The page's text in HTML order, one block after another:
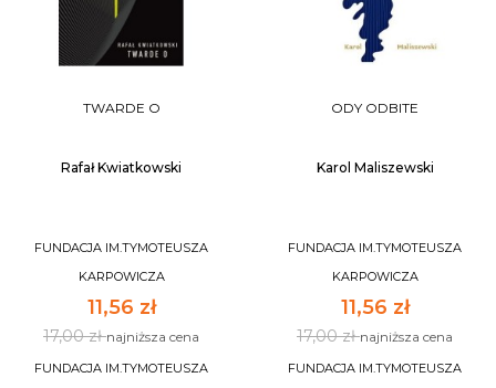
TWARDE O
Rafał Kwiatkowski
FUNDACJA IM.TYMOTEUSZA
KARPOWICZA
11,56 zł
17,00 złnajniższa cena
FUNDACJA IM.TYMOTEUSZA
ODY ODBITE
Karol Maliszewski
FUNDACJA IM.TYMOTEUSZA
KARPOWICZA
11,56 zł
17,00 złnajniższa cena
FUNDACJA IM.TYMOTEUSZA